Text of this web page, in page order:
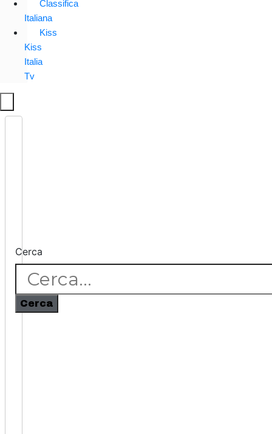
Classifica
Italiana
Kiss
Kiss
Italia
Tv
Cerca
Cerca